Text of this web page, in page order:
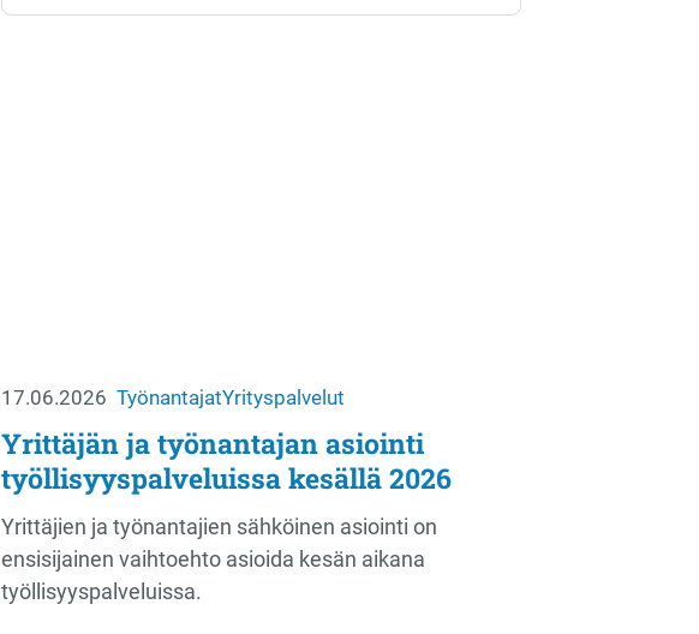
17.06.2026 TyönantajatYrityspalvelut
Yrittäjän ja työnantajan asiointi
työllisyyspalveluissa kesällä 2026
Yrittäjien ja työnantajien sähköinen asiointi on
ensisijainen vaihtoehto asioida kesän aikana
työllisyyspalveluissa.